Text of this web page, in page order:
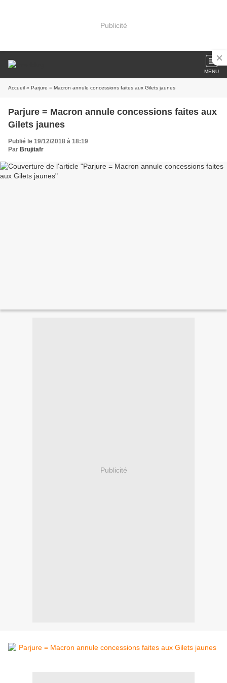
Publicité
MENU
Accueil » Parjure = Macron annule concessions faites aux Gilets jaunes
Parjure = Macron annule concessions faites aux
Gilets jaunes
Publié le 19/12/2018 à 18:19
Par Brujitafr
Publicité